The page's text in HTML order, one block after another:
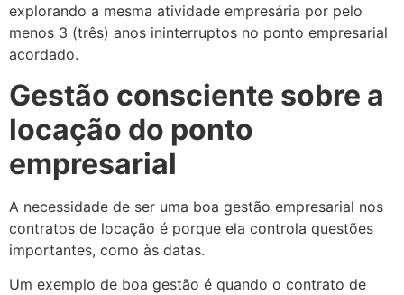
explorando a mesma atividade empresária por pelo
menos 3 (três) anos ininterruptos no ponto empresarial
acordado.
Gestão consciente sobre a
locação do ponto
empresarial
A necessidade de ser uma boa gestão empresarial nos
contratos de locação é porque ela controla questões
importantes, como às datas.
Um exemplo de boa gestão é quando o contrato de